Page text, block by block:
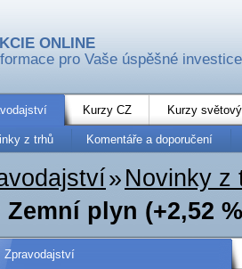
ONLINE
pro Vaše úspěšné investice
Kurzy CZ Kurzy
z trhů Komentáře a doporučení
» Novinky z
plyn (+2,52
Zpravodajství